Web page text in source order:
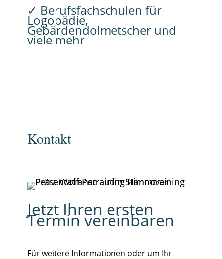
✓ Berufsfachschulen für
Logopädie,
Gebärdendolmetscher und
viele mehr
Kontakt
Jetzt Ihren ersten
Termin vereinbaren
Für weitere Informationen oder um Ihr